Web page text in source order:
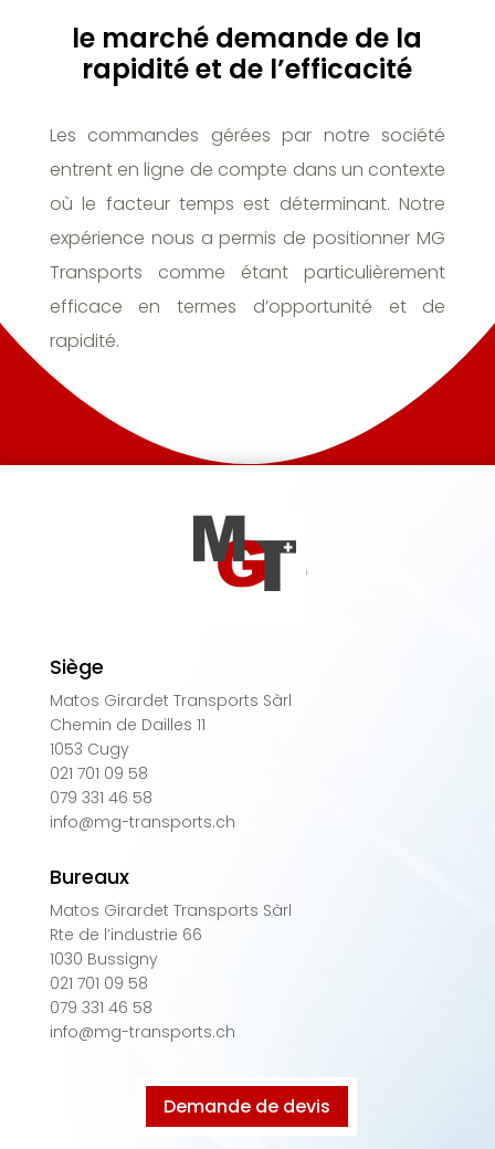
le marché demande de la
rapidité et de l’efficacité
Les commandes gérées par notre société
entrent en ligne de compte dans un contexte
où le facteur temps est déterminant. Notre
expérience nous a permis de positionner MG
Transports comme étant particulièrement
efficace en termes d’opportunité et de
rapidité.
Siège
Matos Girardet Transports Sàrl
Chemin de Dailles 11
1053 Cugy
021 701 09 58
079 331 46 58
info@mg-transports.ch
Bureaux
Matos Girardet Transports Sàrl
Rte de l’industrie 66
1030 Bussigny
021 701 09 58
079 331 46 58
info@mg-transports.ch
Demande de devis